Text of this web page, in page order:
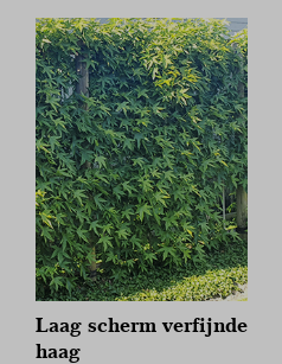
Laag scherm verfijnde
haag